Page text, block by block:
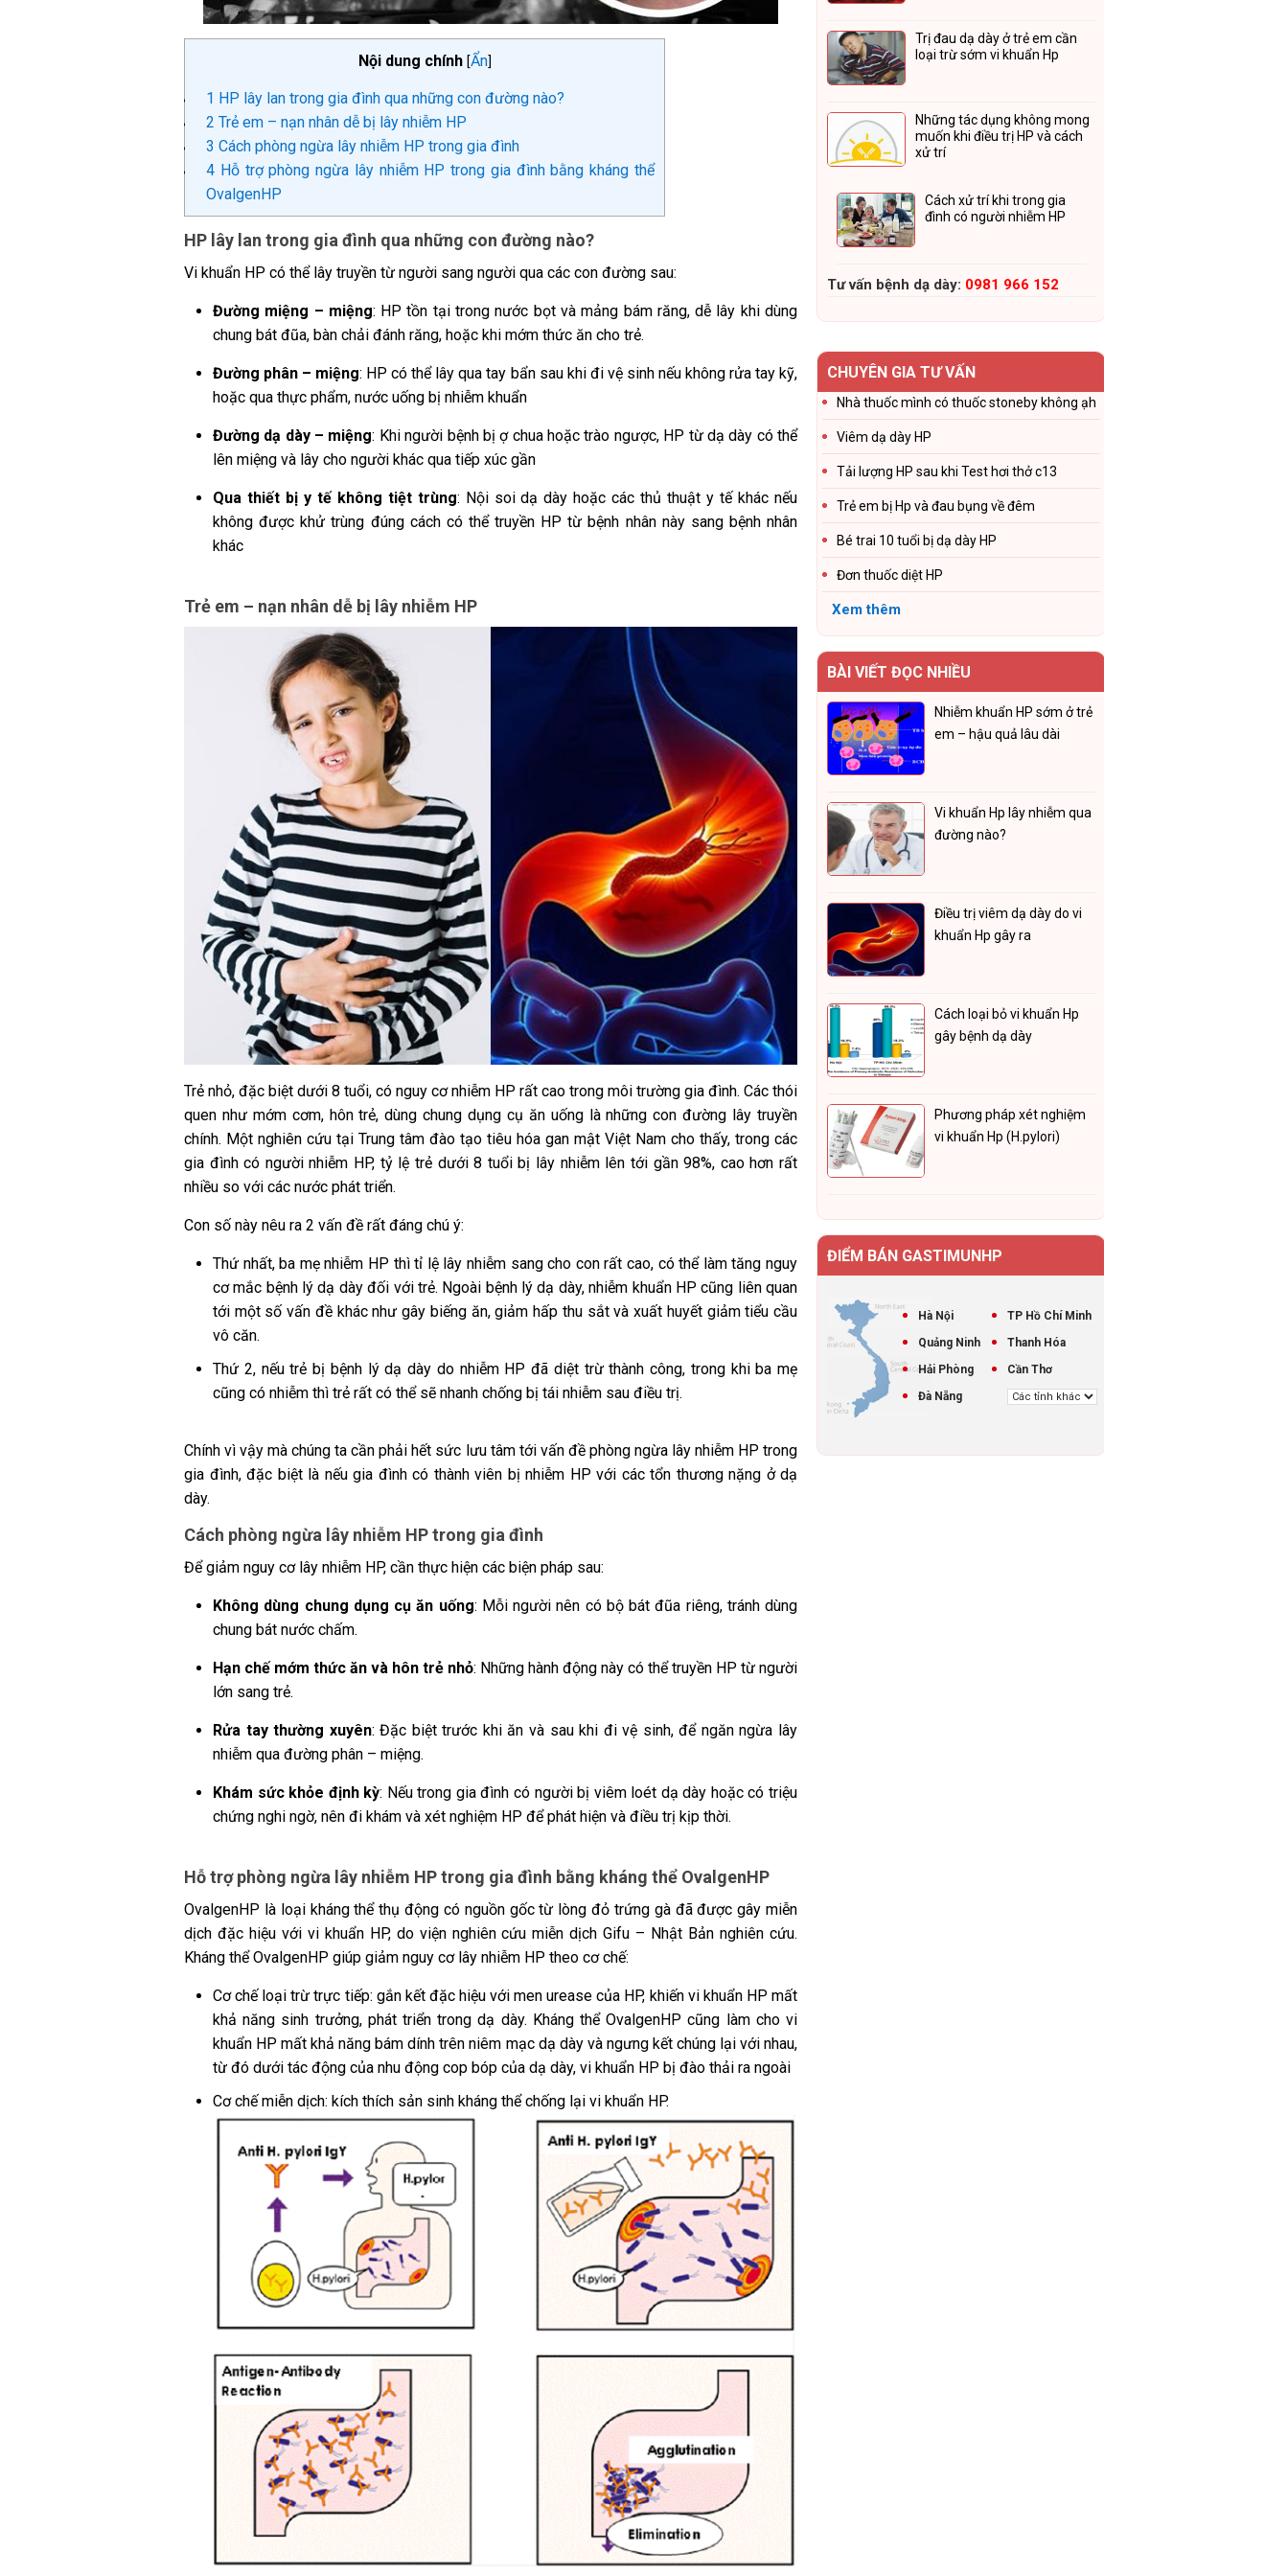
Nội dung chính [Ẩn]
1 HP lây lan trong gia đình qua những con đường nào?
2 Trẻ em – nạn nhân dễ bị lây nhiễm HP
3 Cách phòng ngừa lây nhiễm HP trong gia đình
4 Hỗ trợ phòng ngừa lây nhiễm HP trong gia đình bằng kháng thể
OvalgenHP
HP lây lan trong gia đình qua những con đường nào?
Vi khuẩn HP có thể lây truyền từ người sang người qua các con đường sau:
Đường miệng – miệng: HP tồn tại trong nước bọt và mảng bám răng, dễ lây khi dùng
chung bát đũa, bàn chải đánh răng, hoặc khi mớm thức ăn cho trẻ.
Đường phân – miệng: HP có thể lây qua tay bẩn sau khi đi vệ sinh nếu không rửa tay kỹ,
hoặc qua thực phẩm, nước uống bị nhiễm khuẩn
Đường dạ dày – miệng: Khi người bệnh bị ợ chua hoặc trào ngược, HP từ dạ dày có thể
lên miệng và lây cho người khác qua tiếp xúc gần
Qua thiết bị y tế không tiệt trùng: Nội soi dạ dày hoặc các thủ thuật y tế khác nếu
không được khử trùng đúng cách có thể truyền HP từ bệnh nhân này sang bệnh nhân
khác
Trẻ em – nạn nhân dễ bị lây nhiễm HP
Trẻ nhỏ, đặc biệt dưới 8 tuổi, có nguy cơ nhiễm HP rất cao trong môi trường gia đình. Các thói
quen như mớm cơm, hôn trẻ, dùng chung dụng cụ ăn uống là những con đường lây truyền
chính. Một nghiên cứu tại Trung tâm đào tạo tiêu hóa gan mật Việt Nam cho thấy, trong các
gia đình có người nhiễm HP, tỷ lệ trẻ dưới 8 tuổi bị lây nhiễm lên tới gần 98%, cao hơn rất
nhiều so với các nước phát triển.​
Con số này nêu ra 2 vấn đề rất đáng chú ý:
Thứ nhất, ba mẹ nhiễm HP thì tỉ lệ lây nhiễm sang cho con rất cao, có thể làm tăng nguy
cơ mắc bệnh lý dạ dày đối với trẻ. Ngoài bệnh lý dạ dày, nhiễm khuẩn HP cũng liên quan
tới một số vấn đề khác như gây biếng ăn, giảm hấp thu sắt và xuất huyết giảm tiểu cầu
vô căn.
Thứ 2, nếu trẻ bị bệnh lý dạ dày do nhiễm HP đã diệt trừ thành công, trong khi ba mẹ
cũng có nhiễm thì trẻ rất có thể sẽ nhanh chống bị tái nhiễm sau điều trị.
Chính vì vậy mà chúng ta cần phải hết sức lưu tâm tới vấn đề phòng ngừa lây nhiễm HP trong
gia đình, đặc biệt là nếu gia đình có thành viên bị nhiễm HP với các tổn thương nặng ở dạ
dày.
Cách phòng ngừa lây nhiễm HP trong gia đình
Để giảm nguy cơ lây nhiễm HP, cần thực hiện các biện pháp sau:
Không dùng chung dụng cụ ăn uống: Mỗi người nên có bộ bát đũa riêng, tránh dùng
chung bát nước chấm.
Hạn chế mớm thức ăn và hôn trẻ nhỏ: Những hành động này có thể truyền HP từ người
lớn sang trẻ.
Rửa tay thường xuyên:Đặc biệt trước khi ăn và sau khi đi vệ sinh, để ngăn ngừa lây
nhiễm qua đường phân – miệng.
Khám sức khỏe định kỳ: Nếu trong gia đình có người bị viêm loét dạ dày hoặc có triệu
chứng nghi ngờ, nên đi khám và xét nghiệm HP để phát hiện và điều trị kịp thời.
Hỗ trợ phòng ngừa lây nhiễm HP trong gia đình bằng kháng thể OvalgenHP
OvalgenHP là loại kháng thể thụ động có nguồn gốc từ lòng đỏ trứng gà đã được gây miễn
dịch đặc hiệu với vi khuẩn HP, do viện nghiên cứu miễn dịch Gifu – Nhật Bản nghiên cứu.
Kháng thể OvalgenHP giúp giảm nguy cơ lây nhiễm HP theo cơ chế:
Cơ chế loại trừ trực tiếp: gắn kết đặc hiệu với men urease của HP, khiến vi khuẩn HP mất
khả năng sinh trưởng, phát triển trong dạ dày. Kháng thể OvalgenHP cũng làm cho vi
khuẩn HP mất khả năng bám dính trên niêm mạc dạ dày và ngưng kết chúng lại với nhau,
từ đó dưới tác động của nhu động cop bóp của dạ dày, vi khuẩn HP bị đào thải ra ngoài
Cơ chế miễn dịch: kích thích sản sinh kháng thể chống lại vi khuẩn HP.
Trị đau dạ dày ở trẻ em cần
loại trừ sớm vi khuẩn Hp
Những tác dụng không mong
muốn khi điều trị HP và cách
xử trí
Cách xử trí khi trong gia
đình có người nhiễm HP
Tư vấn bệnh dạ dày: 0981 966 152
CHUYÊN GIA TƯ VẤN
Nhà thuốc mình có thuốc stoneby không ạh
Viêm dạ dày HP
Tải lượng HP sau khi Test hơi thở c13
Trẻ em bị Hp và đau bụng về đêm
Bé trai 10 tuổi bị dạ dày HP
Đơn thuốc diệt HP
Xem thêm
BÀI VIẾT ĐỌC NHIỀU
Nhiễm khuẩn HP sớm ở trẻ
em – hậu quả lâu dài
Vi khuẩn Hp lây nhiễm qua
đường nào?
Điều trị viêm dạ dày do vi
khuẩn Hp gây ra
Cách loại bỏ vi khuẩn Hp
gây bệnh dạ dày
Phương pháp xét nghiệm
vi khuẩn Hp (H.pylori)
ĐIỂM BÁN GASTIMUNHP
Hà Nội
TP Hồ Chí Minh
Quảng Ninh
Thanh Hóa
Hải Phòng
Cần Thơ
Đà Nẵng